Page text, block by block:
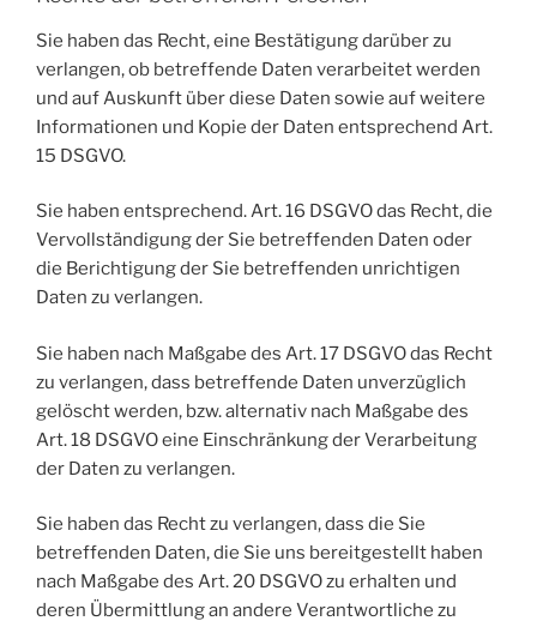
Sie haben das Recht, eine Bestätigung darüber zu
verlangen, ob betreffende Daten verarbeitet werden
und auf Auskunft über diese Daten sowie auf weitere
Informationen und Kopie der Daten entsprechend Art.
15 DSGVO.
Sie haben entsprechend. Art. 16 DSGVO das Recht, die
Vervollständigung der Sie betreffenden Daten oder
die Berichtigung der Sie betreffenden unrichtigen
Daten zu verlangen.
Sie haben nach Maßgabe des Art. 17 DSGVO das Recht
zu verlangen, dass betreffende Daten unverzüglich
gelöscht werden, bzw. alternativ nach Maßgabe des
Art. 18 DSGVO eine Einschränkung der Verarbeitung
der Daten zu verlangen.
Sie haben das Recht zu verlangen, dass die Sie
betreffenden Daten, die Sie uns bereitgestellt haben
nach Maßgabe des Art. 20 DSGVO zu erhalten und
deren Übermittlung an andere Verantwortliche zu